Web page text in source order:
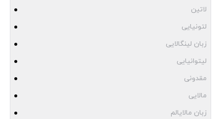
لاتین
لتونیایی
زبان لینگالایی
لیتوانیایی
مقدونی
مالایی
زبان مالایالم